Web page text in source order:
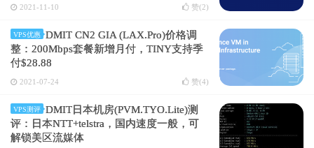
2021-11-10 赞(2)
VPS优惠
DMIT CN2 GIA (LAX.Pro)价格调
整：200Mbps套餐新增月付，TINY支持季
付$28.88
2021-07-24 赞(4)
VPS测评
DMIT日本机房(PVM.TYO.Lite)测
评：日本NTT+telstra，国内速度一般，可
解锁美区流媒体